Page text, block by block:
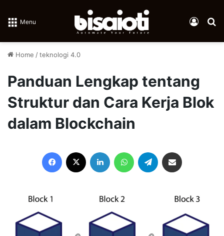
Menu Log In
Home /teknologi 4.0
Panduan Lengkap tentang
Struktur dan Cara Kerja Blok
dalam Blockchain
Facebook LinkedIn WhatsAppTelegram